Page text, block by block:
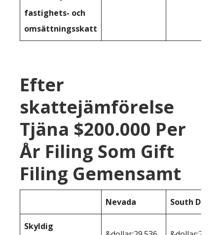
fastighets- och
omsättningsskatt
Efter
skattejämförelse
Tjäna $200.000 Per
År Filing Som Gift
Filing Gemensamt
Nevada South
Skyldig